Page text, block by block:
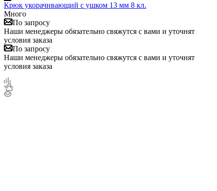
Крюк укорачивающий с ушком 13 мм 8 кл.
Много
По запросу
Наши менеджеры обязательно свяжутся с вами и уточнят
условия заказа
По запросу
Наши менеджеры обязательно свяжутся с вами и уточнят
условия заказа